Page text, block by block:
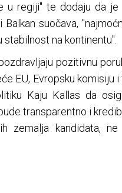
u regiji" te dodaju da je
suočava,
na kontinentu".
pozitivnu
EU, Evropsku komisiju
Kaju Kallas da
transparentno i
zemalja kandidata,